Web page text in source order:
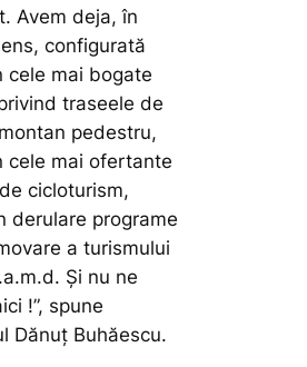
Avem deja, în
configurată
cele mai bogate
traseele de
pedestru,
cele mai ofertante
cicloturism,
derulare programe
a turismului
Și nu ne
!”, spune
Dănuț Buhăescu.